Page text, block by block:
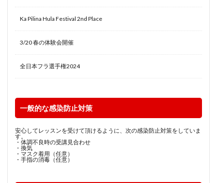
Ka Pilina Hula Festival 2nd Place
3/20 春の体験会開催
全日本フラ選手権2024
一般的な感染防止対策
安心してレッスンを受けて頂けるように、次の感染防止対策をしていま
す。
・体調不良時の受講見合わせ
・換気
・マスク着用（任意）
・手指の消毒（任意）